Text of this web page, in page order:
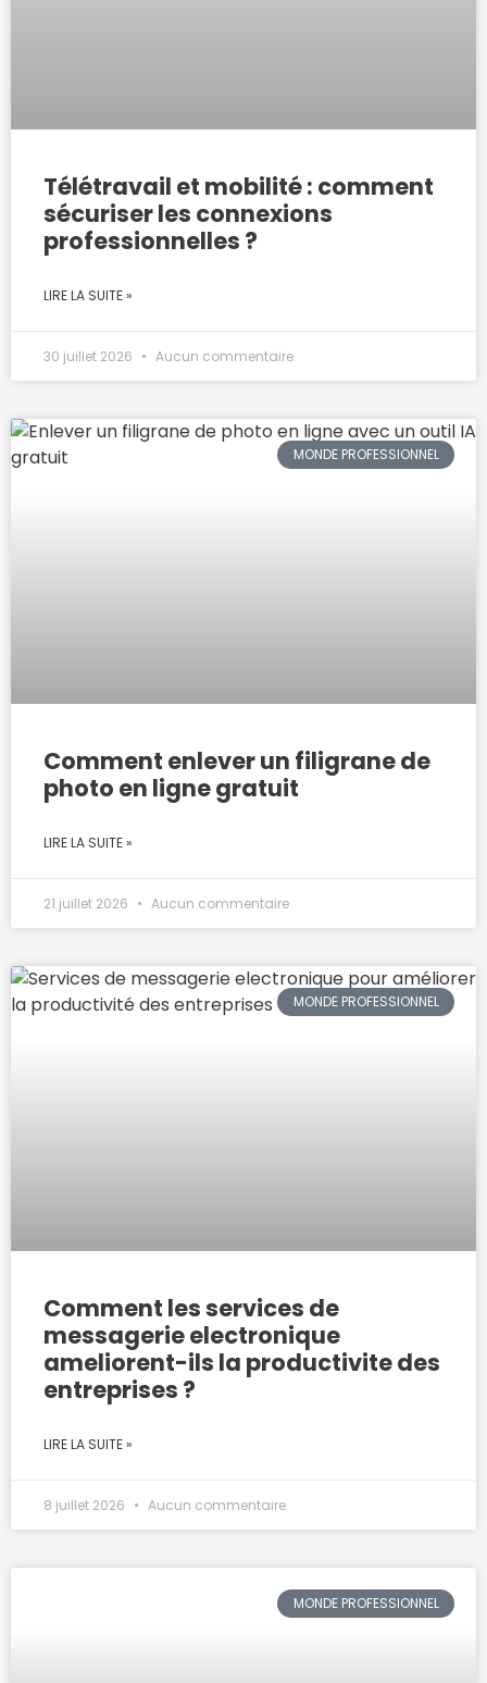
Télétravail et mobilité : comment
sécuriser les connexions
professionnelles ?
LIRE LA SUITE »
30 juillet 2026 Aucun commentaire
MONDE PROFESSIONNEL
Comment enlever un filigrane de
photo en ligne gratuit
LIRE LA SUITE »
21 juillet 2026 Aucun commentaire
MONDE PROFESSIONNEL
Comment les services de
messagerie electronique
ameliorent-ils la productivite des
entreprises ?
LIRE LA SUITE »
8 juillet 2026 Aucun commentaire
MONDE PROFESSIONNEL